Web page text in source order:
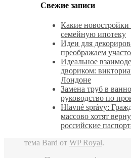
Свежие записи
Какие новостройки
семейную ипотеку
Идеи для
преображаем
Идеальное
двориком:
Лондоне
Замена труб в
руководство по
Hlavné správy:
массово хотят
российские
тема Bard от WP Royal.